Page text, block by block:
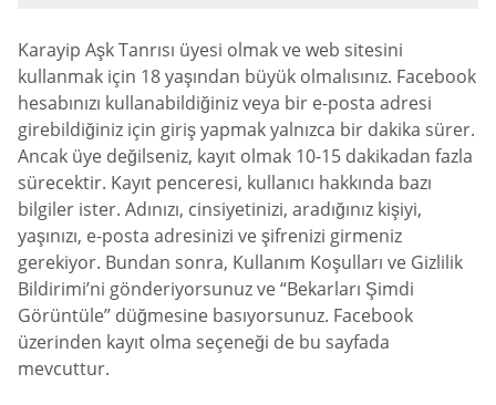
Karayip Aşk Tanrısı üyesi olmak ve web sitesini
kullanmak için 18 yaşından büyük olmalısınız. Facebook
hesabınızı kullanabildiğiniz veya bir e-posta adresi
girebildiğiniz için giriş yapmak yalnızca bir dakika sürer.
Ancak üye değilseniz, kayıt olmak 10-15 dakikadan fazla
sürecektir. Kayıt penceresi, kullanıcı hakkında bazı
bilgiler ister. Adınızı, cinsiyetinizi, aradığınız kişiyi,
yaşınızı, e-posta adresinizi ve şifrenizi girmeniz
gerekiyor. Bundan sonra, Kullanım Koşulları ve Gizlilik
Bildirimi’ni gönderiyorsunuz ve “Bekarları Şimdi
Görüntüle” düğmesine basıyorsunuz. Facebook
üzerinden kayıt olma seçeneği de bu sayfada
mevcuttur.